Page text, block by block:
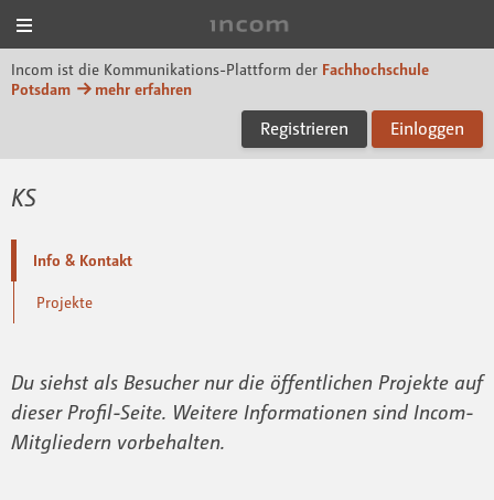
Incom ist die Kommunikations-Plattform der Fachhochschule
Potsdam
mehr erfahren
Registrieren Einloggen
KS
Info & Kontakt
Projekte
Du siehst als Besucher nur die öffentlichen Projekte auf
dieser Profil-Seite. Weitere Informationen sind Incom-
Mitgliedern vorbehalten.